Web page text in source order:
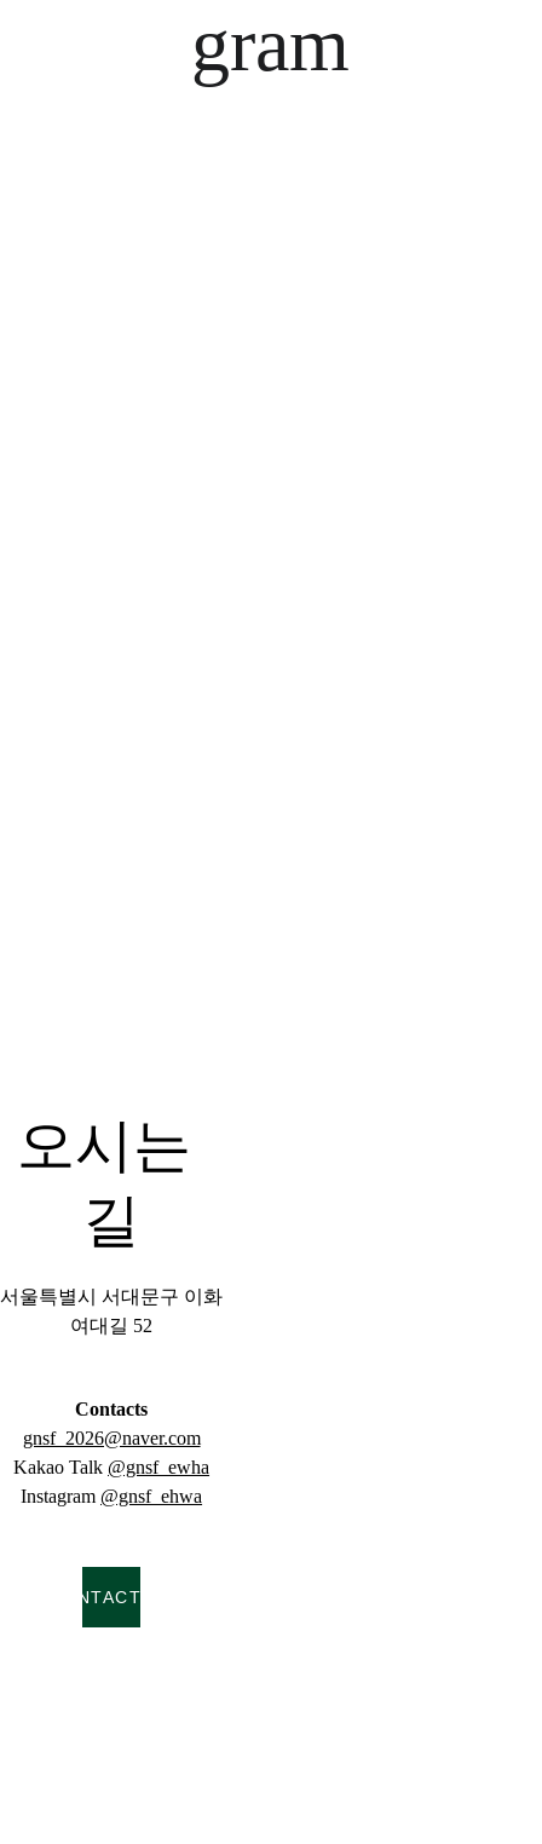
gram
오시는
길
서울특별시 서대문구 이화
여대길 52
Contacts
gnsf_2026@naver.com
Kakao Talk @gnsf_ewha
Instagram @gnsf_ehwa
CONTACT US